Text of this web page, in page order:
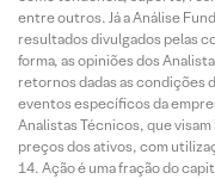
entre outros. Já a Análise
resultados divulgados pelas
forma, as opiniões dos
retornos dadas as condições
eventos específicos da
Analistas Técnicos, que
preços dos ativos, com
Ação é uma fração do